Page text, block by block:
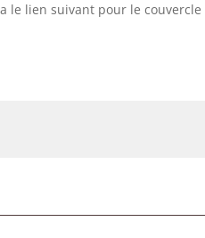
le lien suivant pour le couvercle